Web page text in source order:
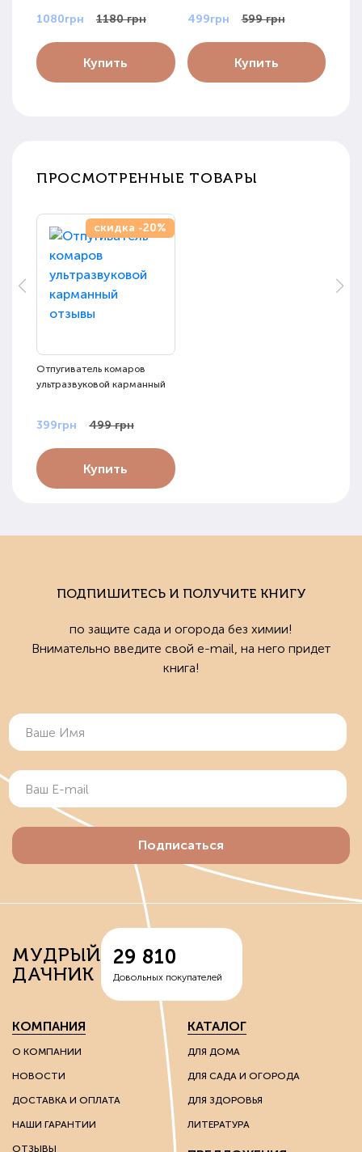
1080грн 1180 грн
Купить
499грн 599 грн
Купить
ПРОСМОТРЕННЫЕ ТОВАРЫ
скидка -20%
Отпугиватель комаров
ультразвуковой карманный
399грн 499 грн
Купить
ПОДПИШИТЕСЬ И ПОЛУЧИТЕ КНИГУ
по защите сада и огорода без химии!
Внимательно введите свой e-mail, на него придет
книга!
Подписаться
МУДРЫЙ
ДАЧНИК
29 810
Довольных покупателей
КОМПАНИЯ
О КОМПАНИИ
НОВОСТИ
ДОСТАВКА И ОПЛАТА
НАШИ ГАРАНТИИ
ОТЗЫВЫ
КАТАЛОГ
ДЛЯ ДОМА
ДЛЯ САДА И ОГОРОДА
ДЛЯ ЗДОРОВЬЯ
ЛИТЕРАТУРА